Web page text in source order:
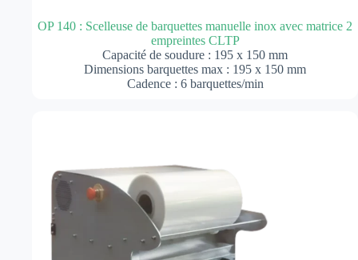
OP 140 : Scelleuse de barquettes manuelle inox avec matrice 2
empreintes CLTP
Capacité de soudure : 195 x 150 mm
Dimensions barquettes max : 195 x 150 mm
Cadence : 6 barquettes/min